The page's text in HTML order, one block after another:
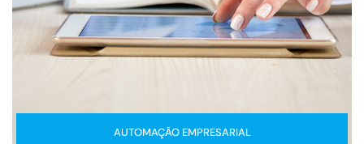
AUTOMAÇÃO EMPRESARIAL